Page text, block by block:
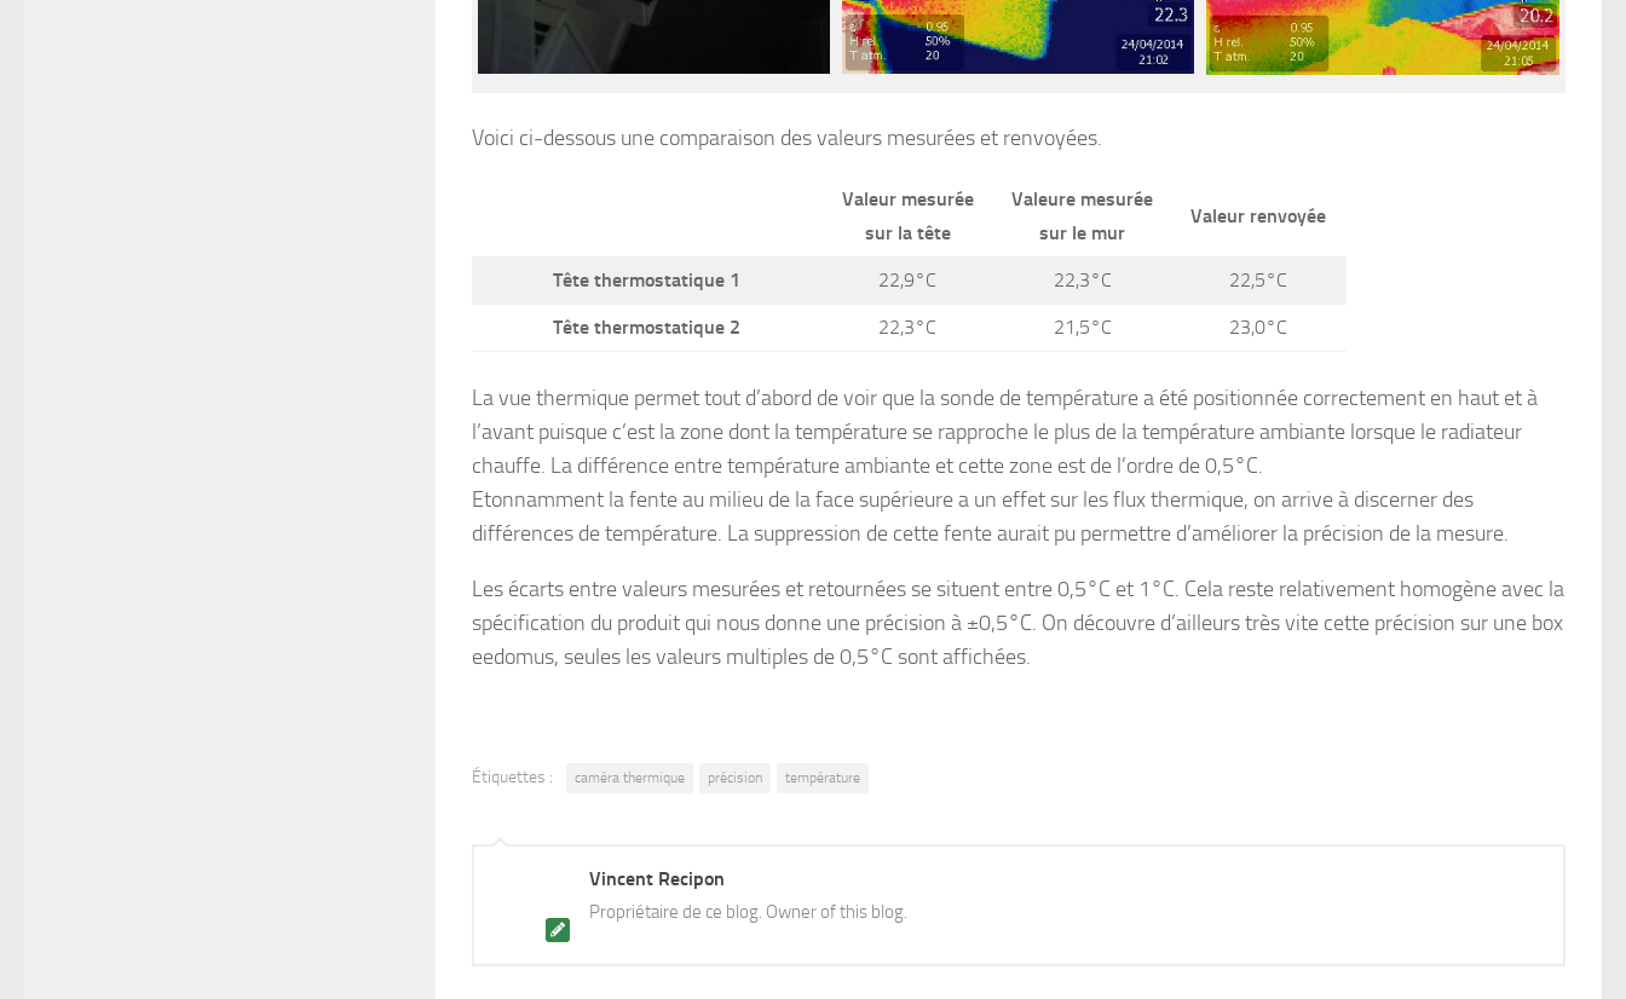
Voici ci-dessous une comparaison des valeurs mesurées et renvoyées.
Valeur mesurée
sur la tête
Valeure mesurée
sur le mur
Valeur renvoyée
Tête thermostatique 1 22,9°C 22,3°C 22,5°C
Tête thermostatique 2 22,3°C 21,5°C 23,0°C
La vue thermique permet tout d’abord de voir que la sonde de température a été positionnée correctement en haut et à
l’avant puisque c’est la zone dont la température se rapproche le plus de la température ambiante lorsque le radiateur
chauffe. La différence entre température ambiante et cette zone est de l’ordre de 0,5°C.
Etonnamment la fente au milieu de la face supérieure a un effet sur les flux thermique, on arrive à discerner des
différences de température. La suppression de cette fente aurait pu permettre d’améliorer la précision de la mesure.
Les écarts entre valeurs mesurées et retournées se situent entre 0,5°C et 1°C. Cela reste relativement homogène avec la
spécification du produit qui nous donne une précision à ±0,5°C. On découvre d’ailleurs très vite cette précision sur une box
eedomus, seules les valeurs multiples de 0,5°C sont affichées.
Étiquettes : caméra thermique précision température
Vincent Recipon
Propriétaire de ce blog. Owner of this blog.